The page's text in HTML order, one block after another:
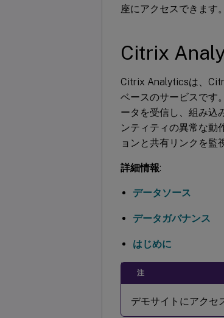
座にアクセスできます
Citrix
Citrix Analyticsは、
ベースのサービスです
ータを受信し、組み込
ンティティの異常な動
ョンと共有リンクを監
詳細情報:
データソース
データガバナンス
はじめに
注
デモサイトにアクセ